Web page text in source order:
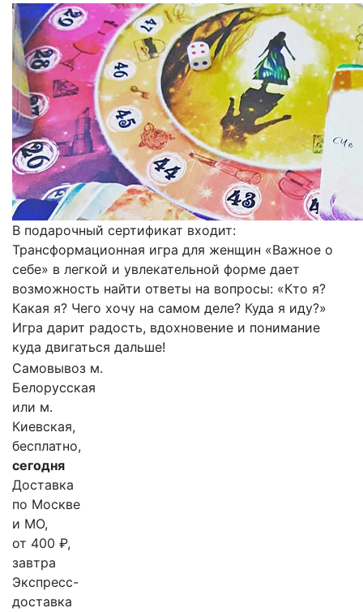
В подарочный сертификат входит:
Трансформационная игра для женщин «Важное о
себе» в легкой и увлекательной форме дает
возможность найти ответы на вопросы: «Кто я?
Какая я? Чего хочу на самом деле? Куда я иду?»
Игра дарит радость, вдохновение и понимание
куда двигаться дальше!
Самовывоз м.
Белорусская
или м.
Киевская,
бесплатно,
сегодня
Доставка
по Москве
и МО,
от 400 ₽,
завтра
Экспресс-
доставка